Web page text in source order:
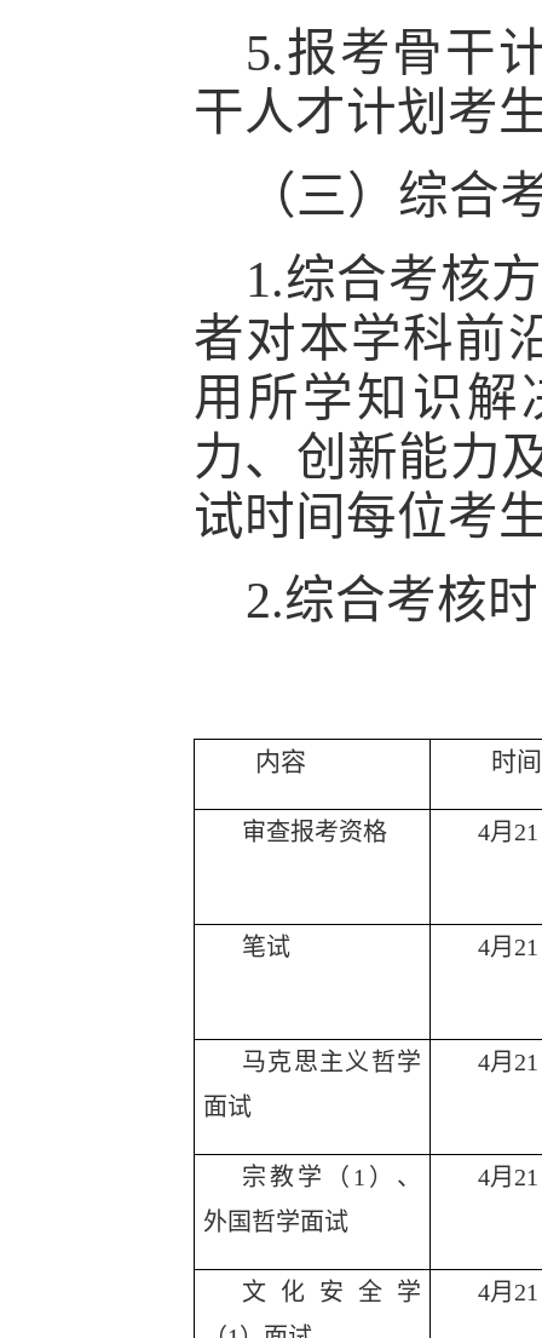
5.报考骨干
干人才计划考
（三）综合
1.综合考核
者对本学科前
用所学知识解
力、创新能力
试时间每位考
2.综合考核
内容 时间
审查报考资格 4月
笔试 4月
马克思主义哲学
面试
4月
宗教学（ 1）、
外国哲学面试
4月
文化安全学
4月